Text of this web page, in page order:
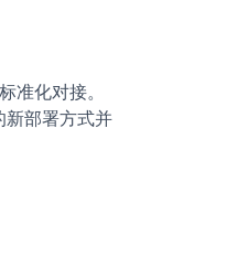
准化对接。
新部署方式并